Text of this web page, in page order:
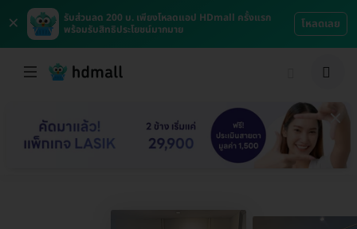
×
รับส่วนลด 200 บ. เพียงโหลดแอป HDmall ครั้งแรก
พร้อมรับสิทธิประโยชน์มากมาย
โหลดเลย